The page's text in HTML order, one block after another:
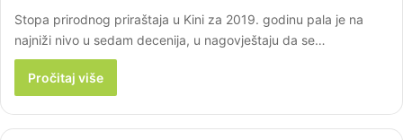
Stopa prirodnog priraštaja u Kini za 2019. godinu pala je na
najniži nivo u sedam decenija, u nagovještaju da se…
Pročitaj više